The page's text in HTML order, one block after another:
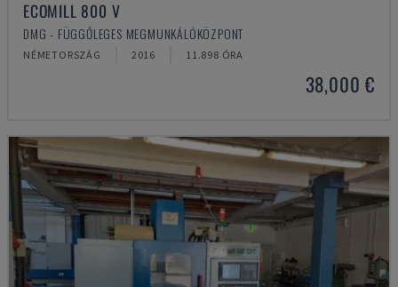
ECOMILL 800 V
DMG - FÜGGŐLEGES MEGMUNKÁLÓKÖZPONT
NÉMETORSZÁG 2016 11.898 ÓRA
38,000 €